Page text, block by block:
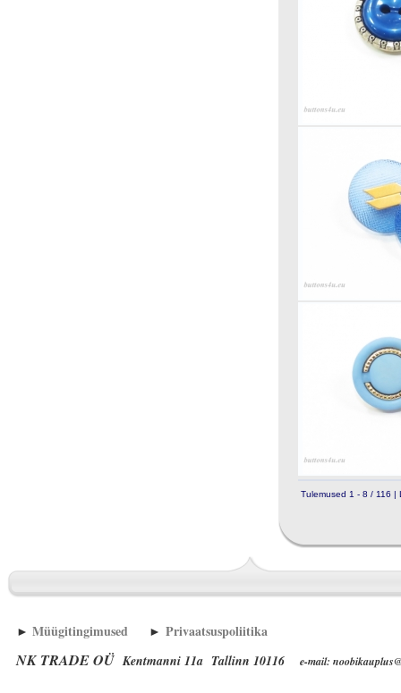
Tulemused 1 - 8 / 116 |
► Müügitingimused ► Privaatsuspoliitika
NK TRADE OÜ Kentmanni 11a Tallinn 10116 e-mail: